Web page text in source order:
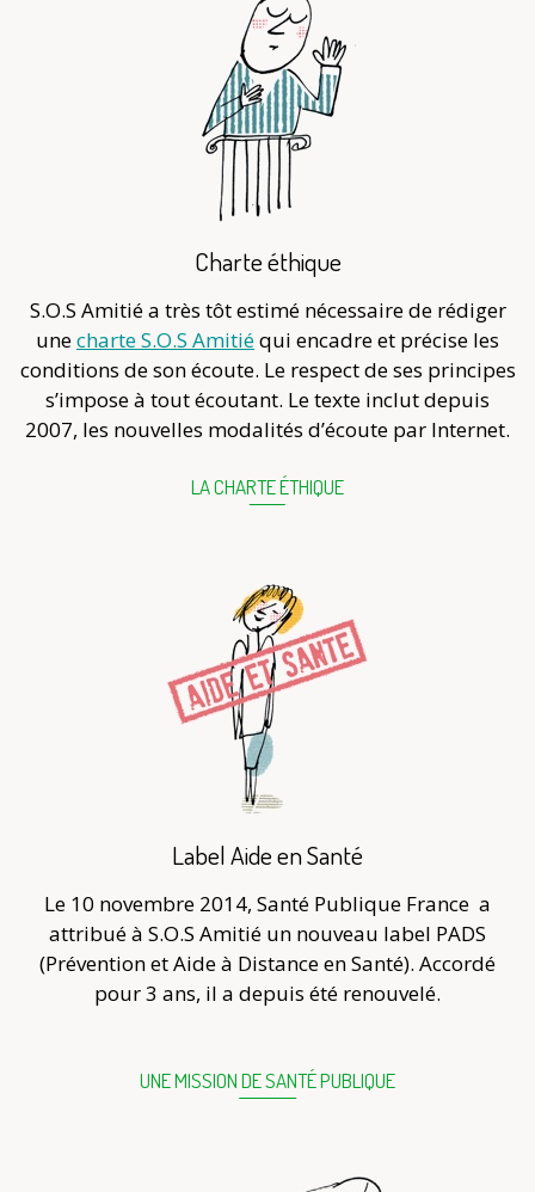
Charte éthique
S.O.S Amitié a très tôt estimé nécessaire de rédiger
unecharte S.O.S Amitiéqui encadre et précise les
conditions de son écoute. Le respect de ses principes
s’impose à tout écoutant. Le texte inclut depuis
2007, les nouvelles modalités d’écoute par Internet.
LA CHARTE ÉTHIQUE
Label Aide en Santé
Le 10 novembre 2014, Santé Publique France a
attribué à S.O.S Amitié un nouveau label PADS
(Prévention et Aide à Distance en Santé). Accordé
pour 3 ans, il a depuis été renouvelé.
UNE MISSION DE SANTÉ PUBLIQUE